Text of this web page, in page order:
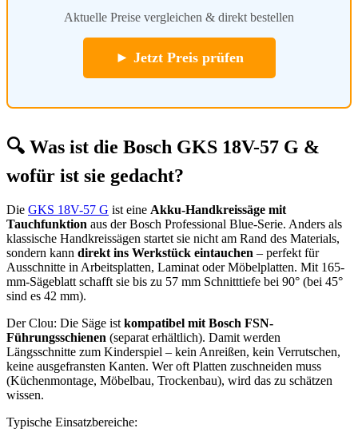
Aktuelle Preise vergleichen & direkt bestellen
► Jetzt Preis prüfen
🔍 Was ist die Bosch GKS 18V-57 G &
wofür ist sie gedacht?
Die GKS 18V-57 G ist eine Akku-Handkreissäge mit
Tauchfunktion aus der Bosch Professional Blue-Serie. Anders als
klassische Handkreissägen startet sie nicht am Rand des Materials,
sondern kann direkt ins Werkstück eintauchen – perfekt für
Ausschnitte in Arbeitsplatten, Laminat oder Möbelplatten. Mit 165-
mm-Sägeblatt schafft sie bis zu 57 mm Schnitttiefe bei 90° (bei 45°
sind es 42 mm).
Der Clou: Die Säge ist kompatibel mit Bosch FSN-
Führungsschienen (separat erhältlich). Damit werden
Längsschnitte zum Kinderspiel – kein Anreißen, kein Verrutschen,
keine ausgefransten Kanten. Wer oft Platten zuschneiden muss
(Küchenmontage, Möbelbau, Trockenbau), wird das zu schätzen
wissen.
Typische Einsatzbereiche: